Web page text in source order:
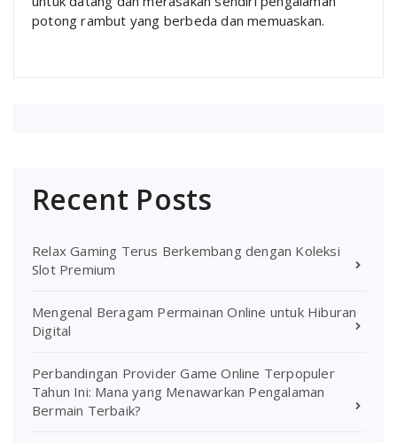
potong rambut yang berbeda dan memuaskan.
Recent Posts
Relax Gaming Terus Berkembang dengan Koleksi
Slot Premium
Mengenal Beragam Permainan Online untuk Hiburan
Digital
Perbandingan Provider Game Online Terpopuler
Tahun Ini: Mana yang Menawarkan Pengalaman
Bermain Terbaik?